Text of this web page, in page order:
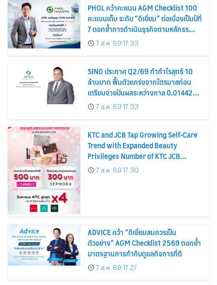
PHOL คว้าคะแนน AGM Checklist 100
คะแนนเต็ม ระดับ “ดีเยี่ยม” ต่อเนื่องเป็นปีที่
7 ตอกย้ำการดำเนินธุรกิจตามหลักธร
รมาภิบาล โปร่งใส สร้างความเชื่อมั่นผู้ถือ
หุ้น
7 ส.ค. 69 17:33
SINO ประกาศ Q2/69 ทำกำไรสุทธิ 10
ล้านบาท ฟื้นตัวแกร่งจากไตรมาสก่อน
เตรียมจ่ายปันผลระหว่างกาล 0.014423
บาทต่อหุ้น ครึ่งปีหลังมุ่งเติบโตต่อเนื่อง
7 ส.ค. 69 17:33
KTC and JCB Tap Growing Self-Care
Trend with Expanded Beauty
Privileges Number of KTC JCB
Cardmembers Spending on
Cosmetics Rises 26%
7 ส.ค. 69 17:30
ADVICE คว้า “ดีเยี่ยมสมควรเป็น
ตัวอย่าง” AGM Checklist 2569 ตอกย้ำ
มาตรฐานการกำกับดูแลกิจการที่ดี
7 ส.ค. 69 17:27